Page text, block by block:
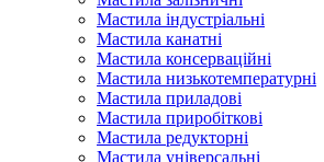
Мастила індустріальні
Мастила канатні
Мастила консерваційні
Мастила низькотемпературні
Мастила приладові
Мастила приробіткові
Мастила редукторні
Мастила універсальні